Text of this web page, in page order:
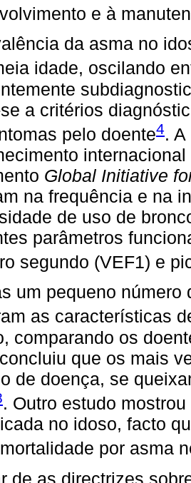
e à
da asma no
idade, oscilando
a critérios
pelo doente4.
Global Initiative
na frequência e na
de uso de
parâmetros
segundo (VEF1) e
um pequeno
as características
comparando os
que os mais
de doença, se
. Outro estudo
no idoso, facto
por asma
de as directrizes